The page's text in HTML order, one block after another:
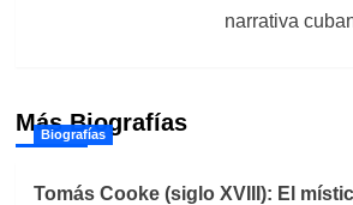
narrativa
Más Biografías
Biografías
Tomás Cooke (siglo XVIII): El